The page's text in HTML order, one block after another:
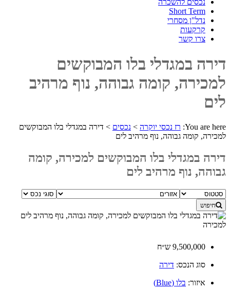
נכסים להשכרה
Short Term
נדל"ן מסחרי
קרקעות
צרו קשר
דירה במגדלי בלו המבוקשים
למכירה, קומה גבוהה, נוף מרהיב
לים
You are here: רז נכסי יוקרה > נכסים > דירה במגדלי בלו המבוקשים
למכירה, קומה גבוהה, נוף מרהיב לים
דירה במגדלי בלו המבוקשים למכירה, קומה
גבוהה, נוף מרהיב לים
חיפוש
למכירה
9,500,000 ש״ח
סוג הנכס: דירה
איזור: בלו (Blue)